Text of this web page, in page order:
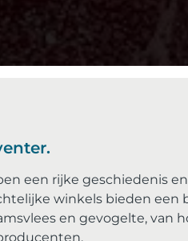
een rijke geschiedenis
winkels bieden een
en gevogelte, van